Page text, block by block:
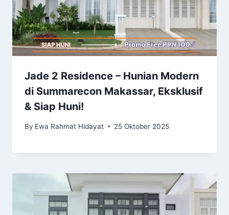
Jade 2 Residence – Hunian Modern
di Summarecon Makassar, Eksklusif
& Siap Huni!
By Ewa Rahmat Hidayat 25 Oktober 2025